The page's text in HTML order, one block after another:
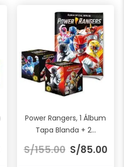
Power Rangers, 1 Álbum
Tapa Blanda + 2...
S/155.00 precio
S/85.00